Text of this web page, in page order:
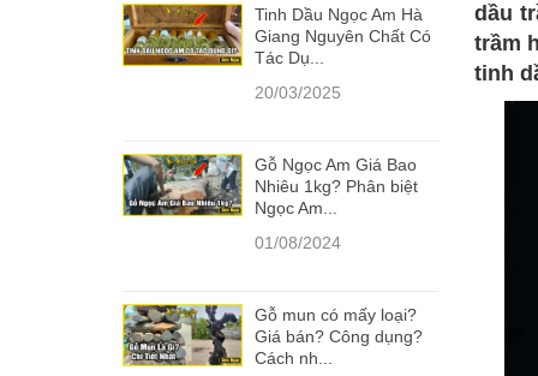
dầu
trầm
tinh
Tinh Dầu Ngọc Am Hà
Giang Nguyên Chất Có
Tác Dụ...
20/03/2025
Gỗ Ngọc Am Giá Bao
Nhiêu 1kg? Phân biệt
Ngọc Am...
01/08/2024
Gỗ mun có mấy loại?
Giá bán? Công dụng?
Cách nh...